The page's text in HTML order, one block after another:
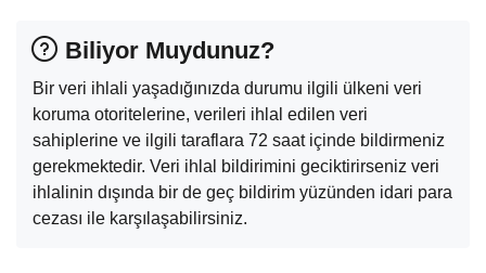
Biliyor Muydunuz?
Bir veri ihlali yaşadığınızda durumu ilgili ülkeni veri
koruma otoritelerine, verileri ihlal edilen veri
sahiplerine ve ilgili taraflara 72 saat içinde bildirmeniz
gerekmektedir. Veri ihlal bildirimini geciktirirseniz veri
ihlalinin dışında bir de geç bildirim yüzünden idari para
cezası ile karşılaşabilirsiniz.